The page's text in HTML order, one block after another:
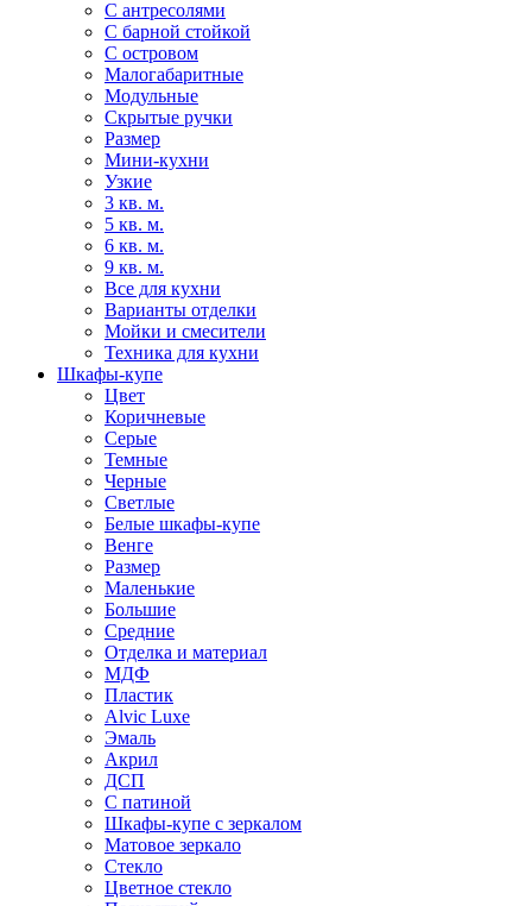
С антресолями
С барной стойкой
С островом
Малогабаритные
Модульные
Скрытые ручки
Размер
Мини-кухни
Узкие
3 кв. м.
5 кв. м.
6 кв. м.
9 кв. м.
Все для кухни
Варианты отделки
Мойки и смесители
Техника для кухни
Шкафы-купе
Цвет
Коричневые
Серые
Темные
Черные
Светлые
Белые шкафы-купе
Венге
Размер
Маленькие
Большие
Средние
Отделка и материал
МДФ
Пластик
Alvic Luxe
Эмаль
Акрил
ДСП
С патиной
Шкафы-купе с зеркалом
Матовое зеркало
Стекло
Цветное стекло